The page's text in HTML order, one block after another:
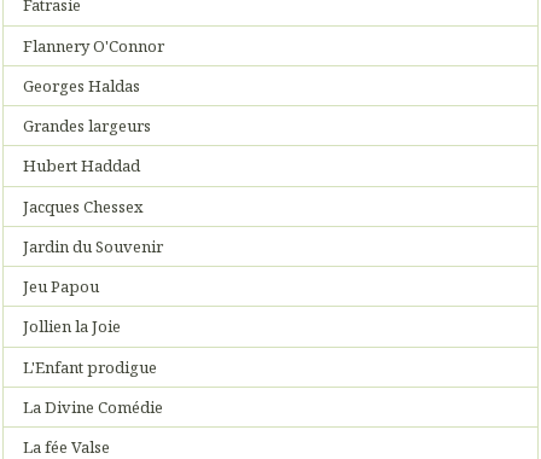
Fatrasie
Flannery O'Connor
Georges Haldas
Grandes largeurs
Hubert Haddad
Jacques Chessex
Jardin du Souvenir
Jeu Papou
Jollien la Joie
L'Enfant prodigue
La Divine Comédie
La fée Valse